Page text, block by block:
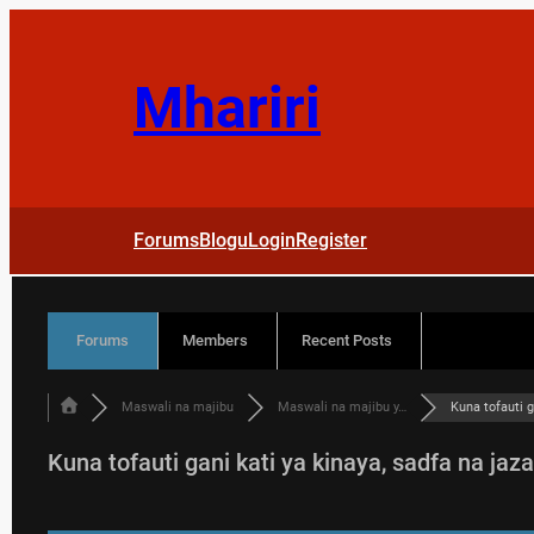
Mhariri
ForumsBloguLoginRegister
Forums Members Recent Posts
Maswali na majibu Maswali na majibu y… Kuna tofauti
Kuna tofauti gani kati ya kinaya, sadfa na